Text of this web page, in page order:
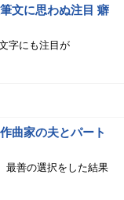
文に思わぬ注目 癖
字にも注目が
曲家の夫とパート
最善の選択をした結果